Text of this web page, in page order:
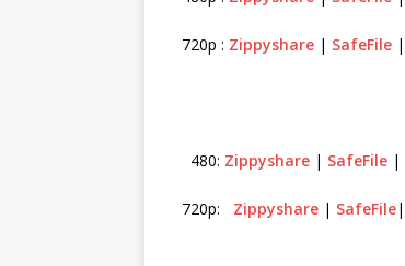
720p : Zippyshare| SafeFile|
480: Zippyshare | SafeFile |
720p: Zippyshare | SafeFile|